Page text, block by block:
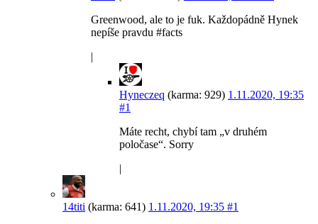
Greenwood, ale to je fuk. Každopádně Hynek
nepíše pravdu #facts
|
Hyneczeq (karma: 929) 1.11.2020, 19:35
#1
Máte recht, chybí tam „v druhém
poločase“. Sorry
|
14titi (karma: 641) 1.11.2020, 19:35 #1